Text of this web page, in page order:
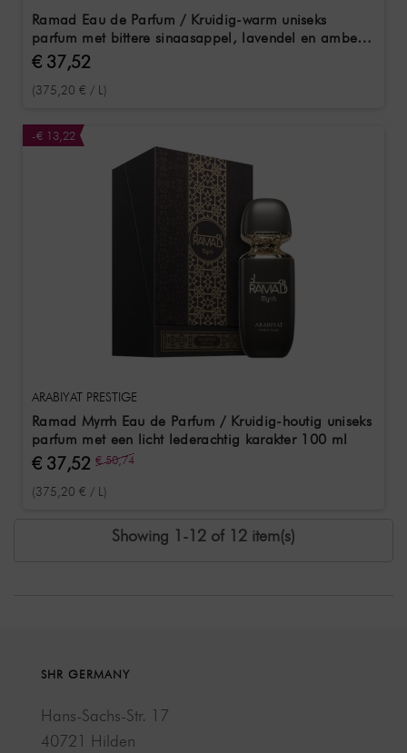
Ramad Eau de Parfum / Kruidig-warm uniseks
parfum met bittere sinaasappel, lavendel en amber
100 ml
€ 37,52
(375,20 € / L)
-€ 13,22
ARABIYAT PRESTIGE
Ramad Myrrh Eau de Parfum / Kruidig-houtig uniseks
parfum met een licht lederachtig karakter 100 ml
€ 37,52 € 50,74
(375,20 € / L)
Showing 1-12 of 12 item(s)
SHR GERMANY
Hans-Sachs-Str. 17
40721 Hilden